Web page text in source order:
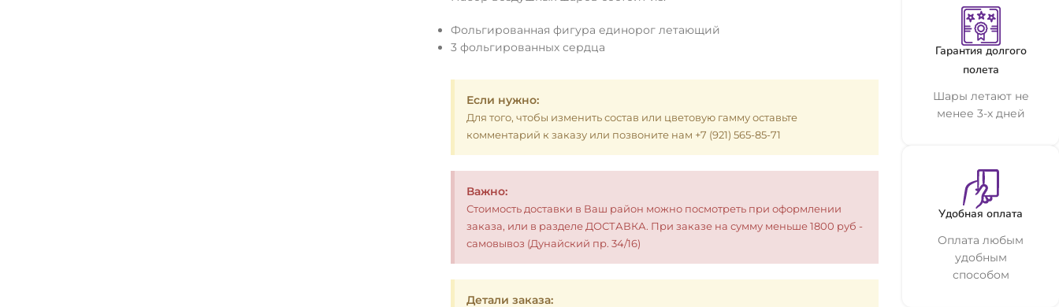
Фольгированная фигура единорог летающий
3 фольгированных сердца
Если нужно:
Для того, чтобы изменить состав или цветовую гамму оставьте
комментарий к заказу или позвоните нам +7 (921) 565-85-71
Важно:
Стоимость доставки в Ваш район можно посмотреть при оформлении
заказа, или в разделе ДОСТАВКА. При заказе на сумму меньше 1800 руб -
самовывоз (Дунайский пр. 34/16)
Детали заказа:
Гарантия долгого
полета
Шары летают не
менее 3-х дней
Удобная оплата
Оплата любым
удобным
способом